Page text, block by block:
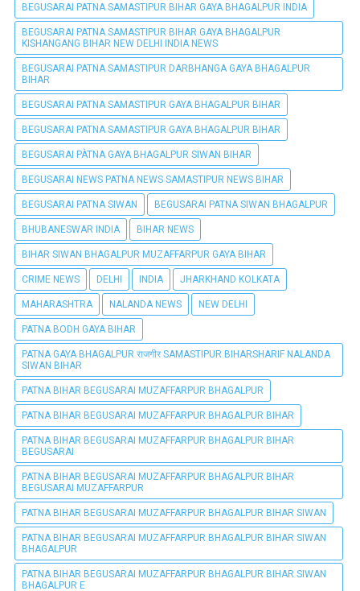
BEGUSARAI PATNA SAMASTIPUR BIHAR GAYA BHAGALPUR INDIA
BEGUSARAI PATNA SAMASTIPUR BIHAR GAYA BHAGALPUR
KISHANGANG BIHAR NEW DELHI INDIA NEWS
BEGUSARAI PATNA SAMASTIPUR DARBHANGA GAYA BHAGALPUR
BIHAR
BEGUSARAI PATNA SAMASTIPUR GAYA BHAGALPUR BIHAR
BEGUSARAI PATNA SAMASTIPUR GAYA BHAGALPUR BIHAR
BEGUSARAI PÀTNA GAYA BHAGALPUR SIWAN BIHAR
BEGUSARAI NEWS PATNA NEWS SAMASTIPUR NEWS BIHAR
BEGUSARAI PATNA SIWAN BEGUSARAI PATNA SIWAN BHAGALPUR
BHUBANESWAR INDIA BIHAR NEWS
BIHAR SIWAN BHAGALPUR MUZAFFARPUR GAYA BIHAR
CRIME NEWS DELHI INDIA JHARKHAND KOLKATA
MAHARASHTRA NALANDA NEWS NEW DELHI
PATNA BODH GAYA BIHAR
PATNA GAYA BHAGALPUR राजगीर SAMASTIPUR BIHARSHARIF NALANDA
SIWAN BIHAR
PATNA BIHAR BEGUSARAI MUZAFFARPUR BHAGALPUR
PATNA BIHAR BEGUSARAI MUZAFFARPUR BHAGALPUR BIHAR
PATNA BIHAR BEGUSARAI MUZAFFARPUR BHAGALPUR BIHAR
BEGUSARAI
PATNA BIHAR BEGUSARAI MUZAFFARPUR BHAGALPUR BIHAR
BEGUSARAI MUZAFFARPUR
PATNA BIHAR BEGUSARAI MUZAFFARPUR BHAGALPUR BIHAR SIWAN
PATNA BIHAR BEGUSARAI MUZAFFARPUR BHAGALPUR BIHAR SIWAN
BHAGALPUR
PATNA BIHAR BEGUSARAI MUZAFFARPUR BHAGALPUR BIHAR SIWAN
BHAGALPUR E